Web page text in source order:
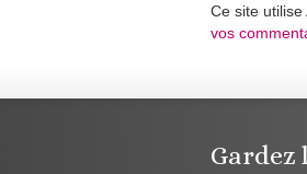
Ce site utilise
vos
Gardez